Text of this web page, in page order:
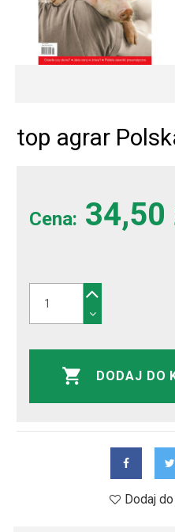
top agrar
Cena: 34,50
DODAJ DO
Dodaj